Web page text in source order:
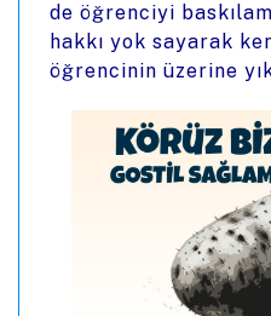
de öğrenciyi
hakkı yok sayarak
öğrencinin üzerine